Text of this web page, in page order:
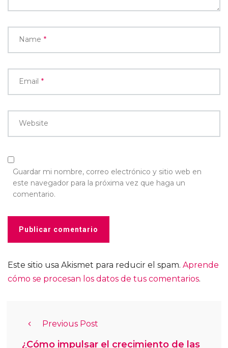
Name *
Email *
Website
Guardar mi nombre, correo electrónico y sitio web en
este navegador para la próxima vez que haga un
comentario.
Este sitio usa Akismet para reducir el spam. Aprende
cómo se procesan los datos de tus comentarios.
Previous Post
¿Cómo impulsar el crecimiento de las